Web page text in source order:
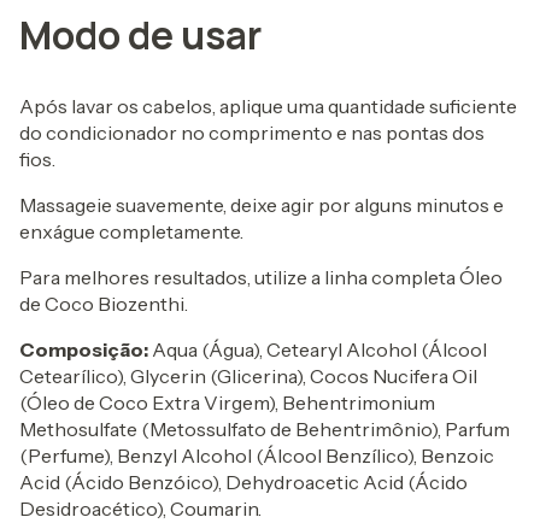
Modo de usar
Após lavar os cabelos, aplique uma quantidade suficiente
do condicionador no comprimento e nas pontas dos
fios.
Massageie suavemente, deixe agir por alguns minutos e
enxágue completamente.
Para melhores resultados, utilize a linha completa Óleo
de Coco Biozenthi.
Composição: Aqua (Água), Cetearyl Alcohol (Álcool
Cetearílico), Glycerin (Glicerina), Cocos Nucifera Oil
(Óleo de Coco Extra Virgem), Behentrimonium
Methosulfate (Metossulfato de Behentrimônio), Parfum
(Perfume), Benzyl Alcohol (Álcool Benzílico), Benzoic
Acid (Ácido Benzóico), Dehydroacetic Acid (Ácido
Desidroacético), Coumarin.